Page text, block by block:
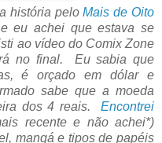
história peloMais de Oito
eu achei que estava se
ao vídeo do Comix Zone
no final. Eu sabia que
é orçado em dólar e
sabe que a moeda
dos 4 reais. Encontrei
recente e não achei*)
mangá e tipos de papéis